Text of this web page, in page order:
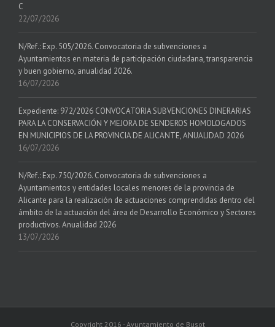
C
22/07/2026
N/Ref.: Exp. 505/2026. Convocatoria de subvenciones a
Ayuntamientos en materia de participación ciudadana, transparencia
y buen gobierno, anualidad 2026.
16/07/2026
Expediente: 972/2026 CONVOCATORIA SUBVENCIONES DINERARIAS
PARA LA CONSERVACIÓN Y MEJORA DE SENDEROS HOMOLOGADOS
EN MUNICIPIOS DE LA PROVINCIA DE ALICANTE, ANUALIDAD 2026
16/07/2026
N/Ref.: Exp. 750/2026. Convocatoria de subvenciones a
Ayuntamientos y entidades locales menores de la provincia de
Alicante para la realización de actuaciones comprendidas dentro del
ámbito de la actuación del área de Desarrollo Económico y Sectores
productivos. Anualidad 2026
13/07/2026
Copyright 2016 - Ayuntamiento de Busot